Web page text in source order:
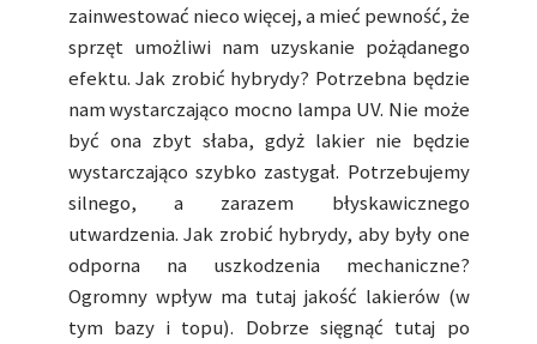
zainwestować nieco więcej, a mieć pewność, że
sprzęt umożliwi nam uzyskanie pożądanego
efektu. Jak zrobić hybrydy? Potrzebna będzie
nam wystarczająco mocno lampa UV. Nie może
być ona zbyt słaba, gdyż lakier nie będzie
wystarczająco szybko zastygał. Potrzebujemy
silnego, a zarazem błyskawicznego
utwardzenia. Jak zrobić hybrydy, aby były one
odporna na uszkodzenia mechaniczne?
Ogromny wpływ ma tutaj jakość lakierów (w
tym bazy i topu). Dobrze sięgnąć tutaj po